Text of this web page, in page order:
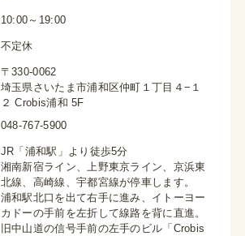
10:00～19:00
不定休
〒330-0062
埼玉県さいたま市浦和区仲町１丁目４−１
２ Crobis浦和 5F
048-767-5900
JR「浦和駅」より徒歩5分
湘南新宿ライン、上野東京ライン、京浜東
北線、高崎線、宇都宮線が停車します。
浦和駅北口を出て右手に進み、イトーヨー
カドーの手前を左折して線路を背に直進。
旧中山道の信号手前の左手のビル「Crobis